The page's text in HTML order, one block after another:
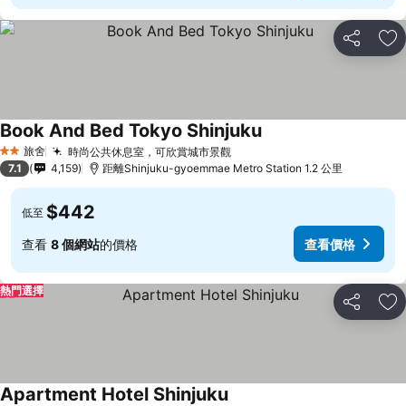
分享 放
2 星級旅舍 時尚公共休息室，可欣賞城市景觀
Book And Bed Tokyo Shinjuku
7.1 4,159 距離Shinjuku-gyoemmae Metro Station 1.2 公里
低至 $442
查看 8 個網站的價格 查看價格
分享 放
熱門選擇
Apartment Hotel Shinjuku